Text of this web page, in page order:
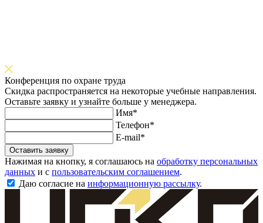
Конференция по охране труда
Скидка распространяется на некоторые учебные направления.
Оставьте заявку и узнайте больше у менеджера.
Имя*
Телефон*
E-mail*
Оставить заявку
Нажимая на кнопку, я соглашаюсь на обработку персональных
данных и с пользовательским соглашением.
Даю согласие на информационную рассылку.